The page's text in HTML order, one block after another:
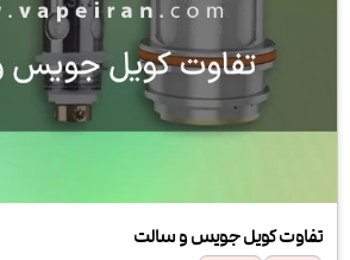
تفاوت کویل جویس و سالت